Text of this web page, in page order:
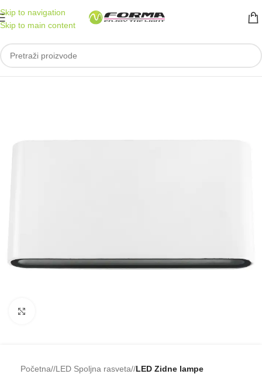
Skip to navigation
Skip to main content
Početna/ LED Spoljna rasveta/ LED Zidne lampe